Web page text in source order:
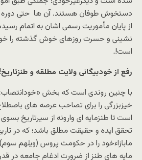
دستخوش طوفان هستند. آن ها حتی
از پایان مأموریت رسمی اشان به اتمام
نشینی و حسرت روزهای خوش گذشته را
است!.
رفع از خودبیگانی ولایت مطلقه و طنزتاریخ!
با چنین روندی است که بخش
خیزبزرگی را برای تصاحب عرصه های
است تا طنزمایه ای وارونه از سیرتاریخ
تحقق ایده و حقیقت مطلق باشد؛ که در
مابازاءخود را در حکومت پروس (ویلهم
مایه های طنز از ضرورت ادغام جامعه در